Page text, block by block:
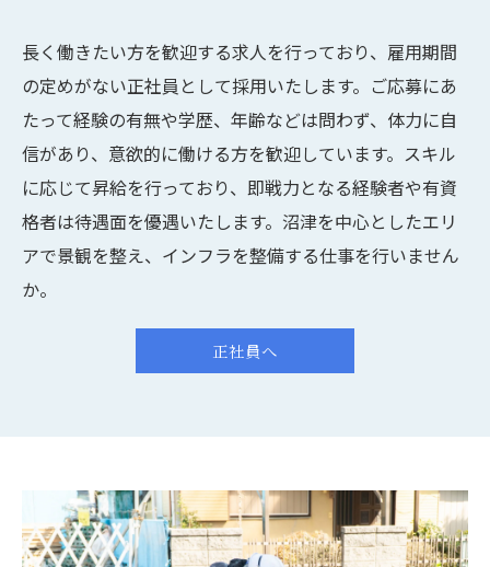
長く働きたい方を歓迎する求人を行っており、雇用期間
の定めがない正社員として採用いたします。ご応募にあ
たって経験の有無や学歴、年齢などは問わず、体力に自
信があり、意欲的に働ける方を歓迎しています。スキル
に応じて昇給を行っており、即戦力となる経験者や有資
格者は待遇面を優遇いたします。沼津を中心としたエリ
アで景観を整え、インフラを整備する仕事を行いません
か。
正社員へ